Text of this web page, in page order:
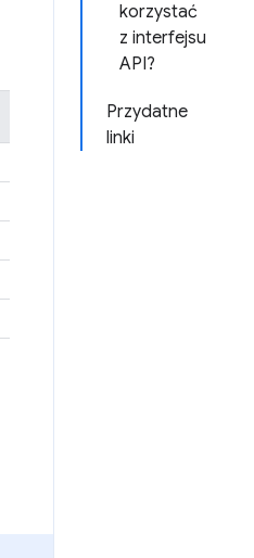
korzystać
z interfejsu
API?
Przydatne
linki